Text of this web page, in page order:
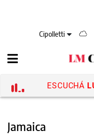
Cipolletti
ESCUCHÁ
Jamaica